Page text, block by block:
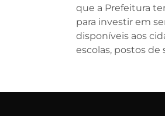
que a Prefeitura
para investir em
disponíveis aos
escolas, postos de